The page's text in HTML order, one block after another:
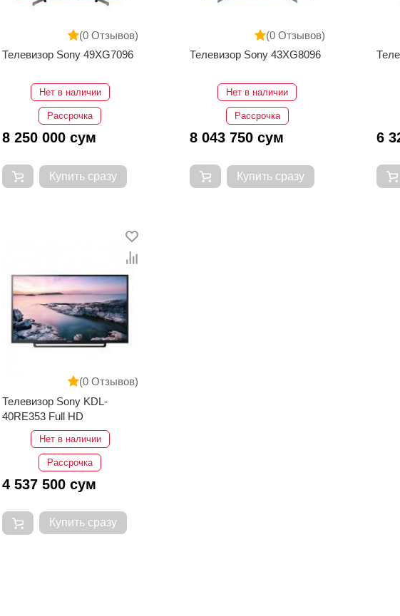
(0 Отзывов)
Телевизор Sony 49XG7096
Нет в наличии
Рассрочка
8 250 000 сум
Купить сразу
(0 Отзывов)
Телевизор Sony 43XG8096
Нет в наличии
Рассрочка
8 043 750 сум
Купить сразу
6
(0 Отзывов)
Телевизор Sony KDL-
40RE353 Full HD
Нет в наличии
Рассрочка
4 537 500 сум
Купить сразу